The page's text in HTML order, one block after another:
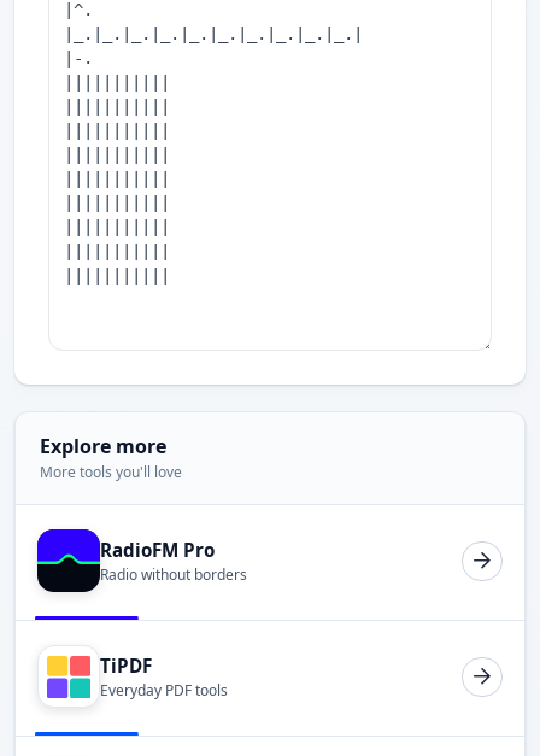
Explore more
More tools you'll love
RadioFM Pro
Radio without borders
TiPDF
Everyday PDF tools